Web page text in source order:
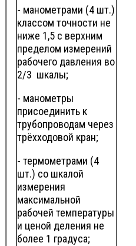
- манометрами (4 шт.)
классом точности не
ниже 1,5 с верхним
пределом измерений
рабочего давления во
2/3 шкалы;
- манометры
присоединить к
трубопроводам через
трёхходовой кран;
- термометрами (4
шт.) со шкалой
измерения
максимальной
рабочей температуры
и ценой деления не
более 1 градуса;